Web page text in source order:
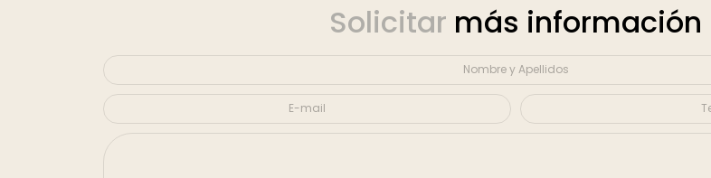
Solicitar más información